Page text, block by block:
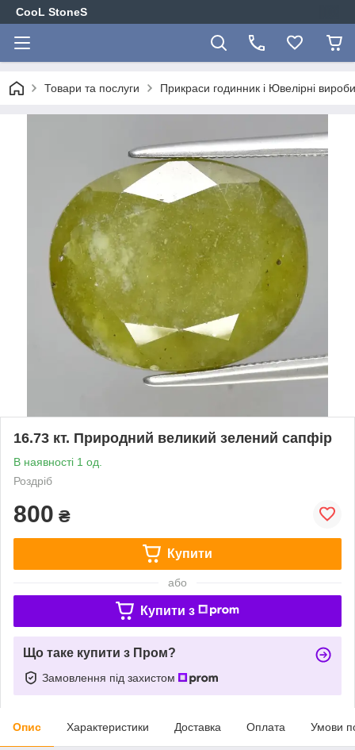
CooL StoneS
Товари та послуги Прикраси годинник і Ювелірні
16.73 кт. Природний великий зелений сапфір
В наявності 1 од.
Роздріб
800 ₴
Купити
або
Купити з
Що таке купити з Пром?
Замовлення під захистом
Опис Характеристики Доставка Оплата Умови